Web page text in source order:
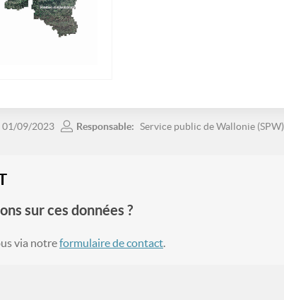
01/09/2023 Responsable: Service public de Wallonie (SPW)
sur ces données ?
via notreformulaire de contact.